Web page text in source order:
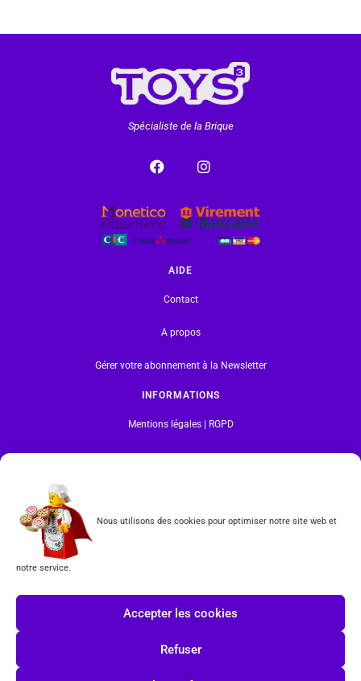
Nous utilisons des cookies pour optimiser notre site web et
notre service.
Accepter les cookies
Refuser
Spécialiste de la Brique
AIDE
Contact
A propos
Gérer votre abonnement à la Newsletter
INFORMATIONS
Mentions légales | RGPD
Tous les produits vendus sur ce site sont fabriqués par LEGO exclusivement. LEGO® est une
marque déposée par The LEGO Group. Les propriétaires des marques respectives citées sur le site
en restent les propriétaires. Tous droits réservés.
INSCRIPTION À LA NEWSLETTER